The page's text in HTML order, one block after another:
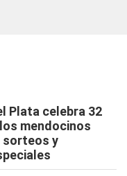
Plata celebra 32
mendocinos
sorteos y